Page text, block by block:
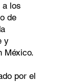
a los
de
y
México.
por el